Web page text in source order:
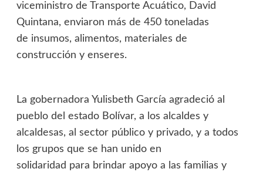
viceministro de Transporte Acuático, David
Quintana, enviaron más de 450 toneladas
de insumos, alimentos, materiales de
construcción y enseres.
La gobernadora Yulisbeth García agradeció al
pueblo del estado Bolívar, a los alcaldes y
alcaldesas, al sector público y privado, y a todos
los grupos que se han unido en
solidaridad para brindar apoyo a las familias y